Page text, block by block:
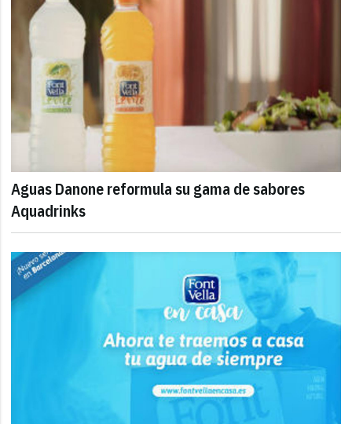
Aguas Danone reformula su gama de sabores
Aquadrinks